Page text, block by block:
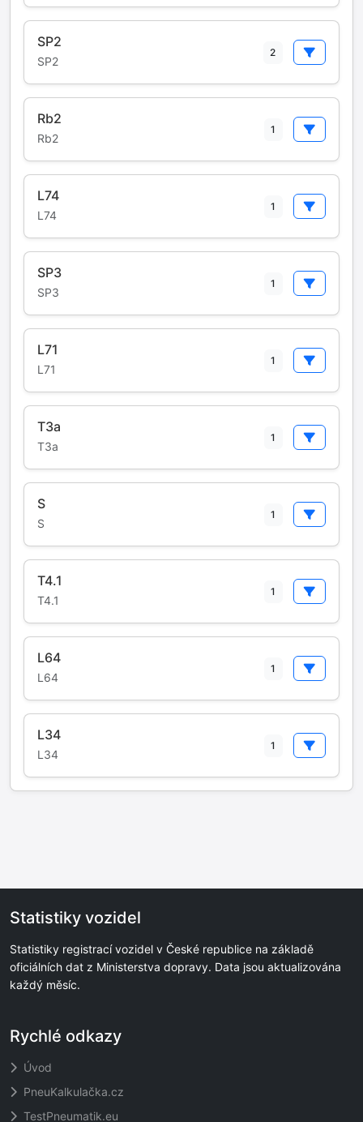
SP2
SP2
2
Rb2
Rb2
1
L74
L74
1
SP3
SP3
1
L71
L71
1
T3a
T3a
1
S
S
1
T4.1
T4.1
1
L64
L64
1
L34
L34
1
Statistiky vozidel
Statistiky registrací vozidel v České republice na základě
oficiálních dat z Ministerstva dopravy. Data jsou aktualizována
každý měsíc.
Rychlé odkazy
Úvod
PneuKalkulačka.cz
TestPneumatik.eu